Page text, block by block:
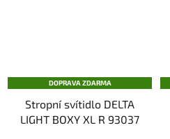
DOPRAVA ZDARMA
Stropní svítidlo DELTA
LIGHT BOXY XL R 93037